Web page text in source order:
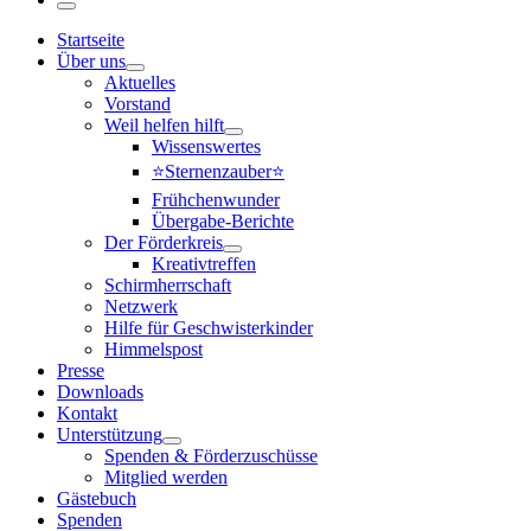
Menü
Startseite
Über uns
Aktuelles
Vorstand
Weil helfen hilft
Wissenswertes
⭐Sternenzauber⭐
Frühchenwunder
Übergabe-Berichte
Der Förderkreis
Kreativtreffen
Schirmherrschaft
Netzwerk
Hilfe für Geschwisterkinder
Himmelspost
Presse
Downloads
Kontakt
Unterstützung
Spenden & Förderzuschüsse
Mitglied werden
Gästebuch
Spenden